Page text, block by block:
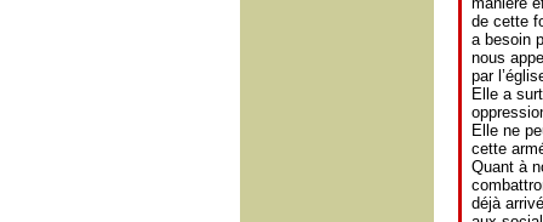
de cette
a besoin
nous
par
Elle a
Elle ne
cette
Quant à
déjà